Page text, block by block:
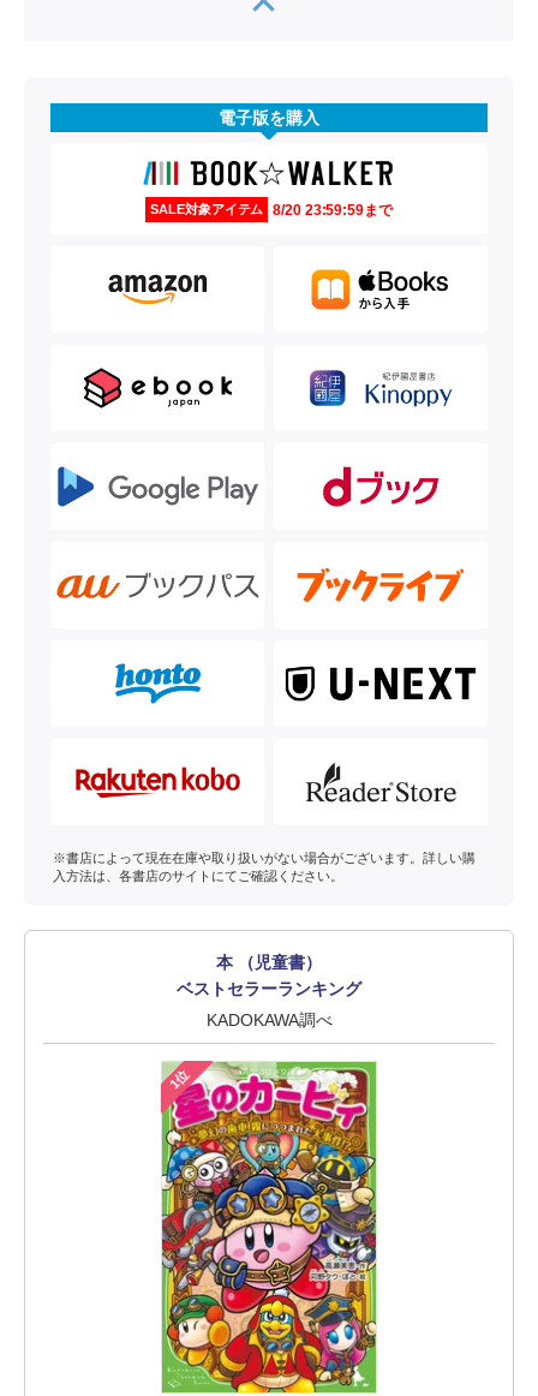
電子版を購入
SALE対象アイテム 8/20 23:59:59まで
※書店によって現在在庫や取り扱いがない場合がございます。詳しい購
入方法は、各書店のサイトにてご確認ください。
本 （児童書）
ベストセラーランキング
KADOKAWA調べ
1位